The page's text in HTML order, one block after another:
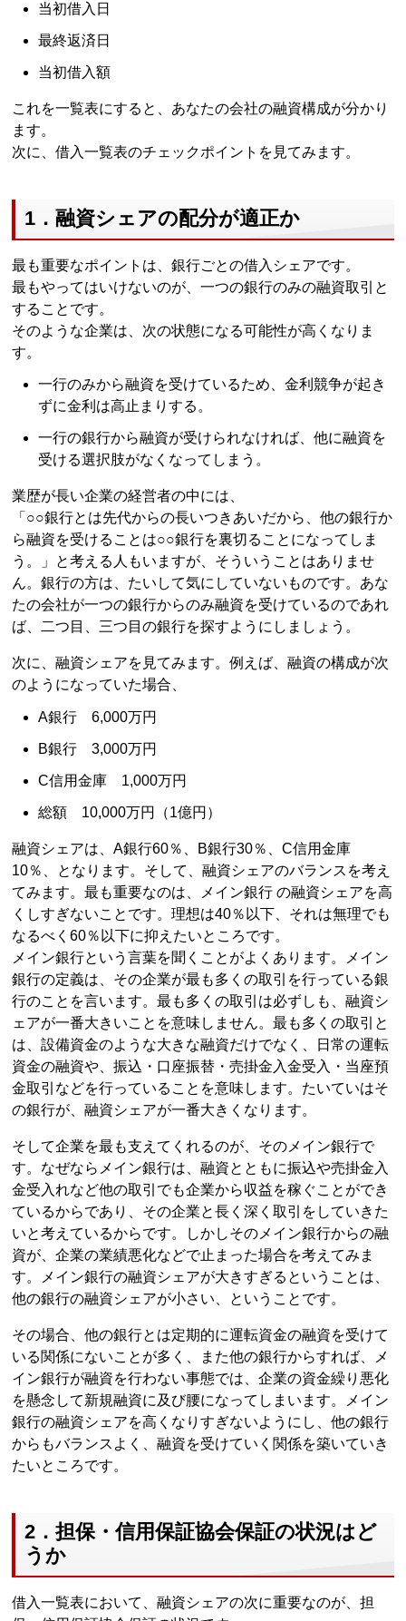
当初借入日
最終返済日
当初借入額
これを一覧表にすると、あなたの会社の融資構成が分かり
ます。
次に、借入一覧表のチェックポイントを見てみます。
1．融資シェアの配分が適正か
最も重要なポイントは、銀行ごとの借入シェアです。
最もやってはいけないのが、一つの銀行のみの融資取引と
することです。
そのような企業は、次の状態になる可能性が高くなりま
す。
一行のみから融資を受けているため、金利競争が起き
ずに金利は高止まりする。
一行の銀行から融資が受けられなければ、他に融資を
受ける選択肢がなくなってしまう。
業歴が長い企業の経営者の中には、
「○○銀行とは先代からの長いつきあいだから、他の銀行か
ら融資を受けることは○○銀行を裏切ることになってしま
う。」と考える人もいますが、そういうことはありませ
ん。銀行の方は、たいして気にしていないものです。あな
たの会社が一つの銀行からのみ融資を受けているのであれ
ば、二つ目、三つ目の銀行を探すようにしましょう。
次に、融資シェアを見てみます。例えば、融資の構成が次
のようになっていた場合、
A銀行 6,000万円
B銀行 3,000万円
C信用金庫 1,000万円
総額 10,000万円（1億円）
融資シェアは、A銀行60％、B銀行30％、C信用金庫
10％、となります。そして、融資シェアのバランスを考え
てみます。最も重要なのは、メイン銀行 の融資シェアを高
くしすぎないことです。理想は40％以下、それは無理でも
なるべく60％以下に抑えたいところです。
メイン銀行という言葉を聞くことがよくあります。メイン
銀行の定義は、その企業が最も多くの取引を行っている銀
行のことを言います。最も多くの取引は必ずしも、融資シ
ェアが一番大きいことを意味しません。最も多くの取引と
は、設備資金のような大きな融資だけでなく、日常の運転
資金の融資や、振込・口座振替・売掛金入金受入・当座預
金取引などを行っていることを意味します。たいていはそ
の銀行が、融資シェアが一番大きくなります。
そして企業を最も支えてくれるのが、そのメイン銀行で
す。なぜならメイン銀行は、融資とともに振込や売掛金入
金受入れなど他の取引でも企業から収益を稼ぐことができ
ているからであり、その企業と長く深く取引をしていきた
いと考えているからです。しかしそのメイン銀行からの融
資が、企業の業績悪化などで止まった場合を考えてみま
す。メイン銀行の融資シェアが大きすぎるということは、
他の銀行の融資シェアが小さい、ということです。
その場合、他の銀行とは定期的に運転資金の融資を受けて
いる関係にないことが多く、また他の銀行からすれば、メ
イン銀行が融資を行わない事態では、企業の資金繰り悪化
を懸念して新規融資に及び腰になってしまいます。メイン
銀行の融資シェアを高くなりすぎないようにし、他の銀行
からもバランスよく、融資を受けていく関係を築いていき
たいところです。
2．担保・信用保証協会保証の状況はど
うか
借入一覧表において、融資シェアの次に重要なのが、担